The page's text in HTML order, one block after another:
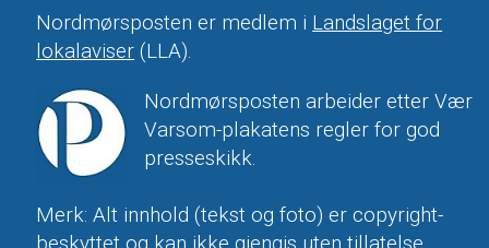
Nordmørsposten er medlem i Landslaget for
lokalaviser (LLA).
Nordmørsposten arbeider etter Vær
Varsom-plakatens regler for god
presseskikk.
Merk: Alt innhold (tekst og foto) er copyright-